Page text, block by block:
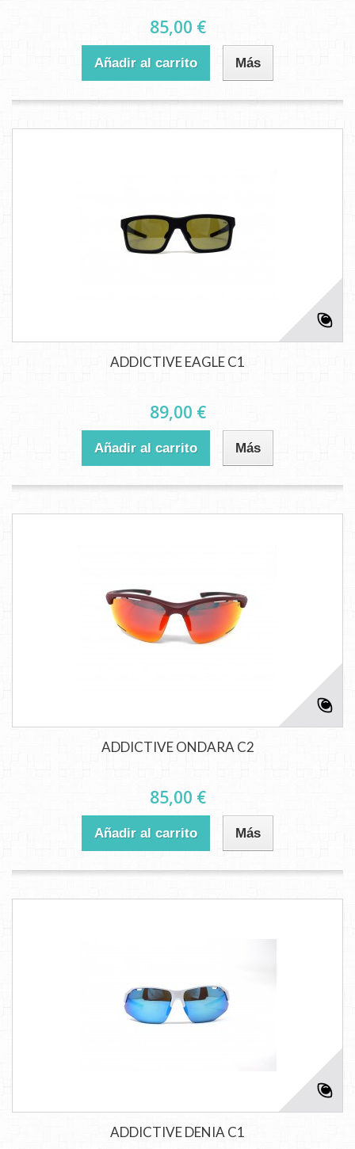
85,00 €
Añadir al carrito Más
ADDICTIVE EAGLE C1
89,00 €
Añadir al carrito Más
ADDICTIVE ONDARA C2
85,00 €
Añadir al carrito Más
ADDICTIVE DENIA C1